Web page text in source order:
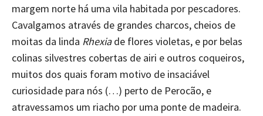
margem norte há uma vila habitada por pescadores.
Cavalgamos através de grandes charcos, cheios de
moitas da linda Rhexiade flores violetas, e por belas
colinas silvestres cobertas de airi e outros coqueiros,
muitos dos quais foram motivo de insaciável
curiosidade para nós (…) perto de Perocão, e
atravessamos um riacho por uma ponte de madeira.